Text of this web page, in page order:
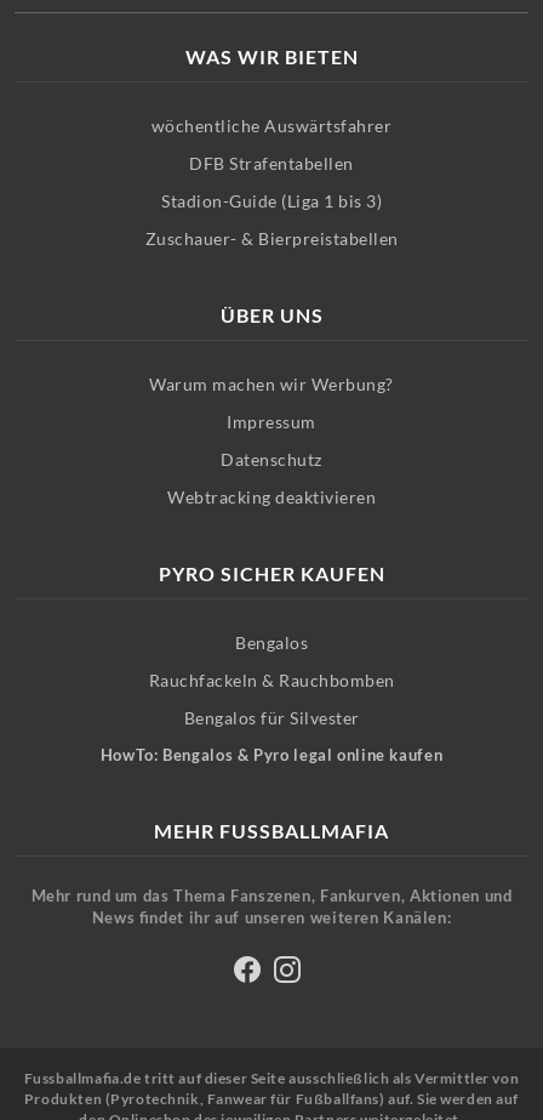
WAS WIR BIETEN
wöchentliche Auswärtsfahrer
DFB Strafentabellen
Stadion-Guide (Liga 1 bis 3)
Zuschauer- & Bierpreistabellen
ÜBER UNS
Warum machen wir Werbung?
Impressum
Datenschutz
Webtracking deaktivieren
PYRO SICHER KAUFEN
Bengalos
Rauchfackeln & Rauchbomben
Bengalos für Silvester
HowTo: Bengalos & Pyro legal online kaufen
MEHR FUSSBALLMAFIA
Mehr rund um das Thema Fanszenen, Fankurven, Aktionen und
News findet ihr auf unseren weiteren Kanälen:
Fussballmafia.de tritt auf dieser Seite ausschließlich als Vermittler von
Produkten (Pyrotechnik, Fanwear für Fußballfans) auf. Sie werden auf